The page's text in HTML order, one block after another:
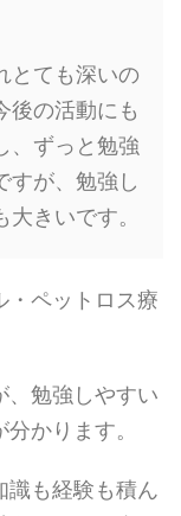
とても深いの
後の活動にも
、ずっと勉強
すが、勉強し
きいです。
・ペットロス療
、勉強しやすい
かります。
識も経験も積ん